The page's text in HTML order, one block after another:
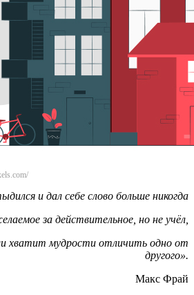
и дал себе слово больше никогда
за действительное, но не учёл,
хватит мудрости отличить одно от
другого».
Макс Фрай